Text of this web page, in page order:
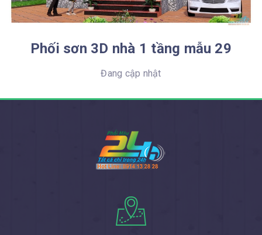
Phối màu sơn 3D nhà 1 tầng mẫu 28
Đang cập nhật